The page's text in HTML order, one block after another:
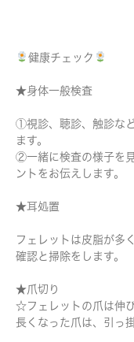
健康チェック
★身体一般検査
①視診、聴診、触診な
ます。
②一緒に検査の様子を
ントをお伝えします。
★耳処置
フェレットは皮脂が多
確認と掃除をします。
★爪切り
☆フェレットの爪は伸び
長くなった爪は、引っ